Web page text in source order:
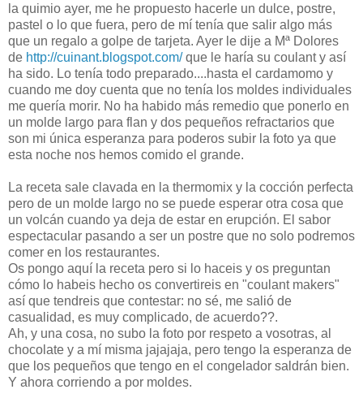
la quimio ayer, me he propuesto hacerle un dulce, postre,
pastel o lo que fuera, pero de mí tenía que salir algo más
que un regalo a golpe de tarjeta. Ayer le dije a Mª Dolores
de http://cuinant.blogspot.com/que le haría su coulant y así
ha sido. Lo tenía todo preparado....hasta el cardamomo y
cuando me doy cuenta que no tenía los moldes individuales
me quería morir. No ha habido más remedio que ponerlo en
un molde largo para flan y dos pequeños refractarios que
son mi única esperanza para poderos subir la foto ya que
esta noche nos hemos comido el grande.
La receta sale clavada en la thermomix y la cocción perfecta
pero de un molde largo no se puede esperar otra cosa que
un volcán cuando ya deja de estar en erupción. El sabor
espectacular pasando a ser un postre que no solo podremos
comer en los restaurantes.
Os pongo aquí la receta pero si lo haceis y os preguntan
cómo lo habeis hecho os convertireis en "coulant makers"
así que tendreis que contestar: no sé, me salió de
casualidad, es muy complicado, de acuerdo??.
Ah, y una cosa, no subo la foto por respeto a vosotras, al
chocolate y a mí misma jajajaja, pero tengo la esperanza de
que los pequeños que tengo en el congelador saldrán bien.
Y ahora corriendo a por moldes.